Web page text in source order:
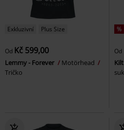
Exkluzivní Plus Size
Od Kč 599,00
Lemmy - Forever
Motörhead
Tričko
%
Od
Kilt